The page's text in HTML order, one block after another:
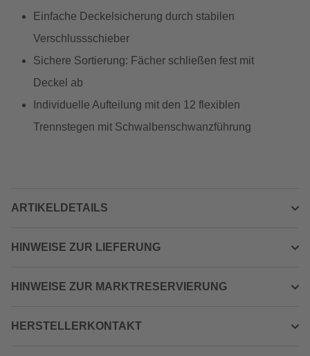
Einfache Deckelsicherung durch stabilen
Verschlussschieber
Sichere Sortierung: Fächer schließen fest mit
Deckel ab
Individuelle Aufteilung mit den 12 flexiblen
Trennstegen mit Schwalbenschwanzführung
ARTIKELDETAILS
HINWEISE ZUR LIEFERUNG
HINWEISE ZUR MARKTRESERVIERUNG
HERSTELLERKONTAKT